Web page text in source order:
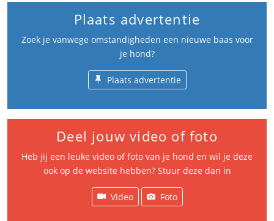
Plaats advertentie
Zoek je vanwege omstandigheden een nieuwe baas voor
je hond?
Plaats advertentie
Deel jouw video of foto
Heb jij een leuke video of foto van je hond en wil je deze
ook op de website hebben? Stuur deze dan in
Video Foto